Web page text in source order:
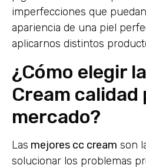
imperfecciones que
apariencia de una piel
aplicarnos distintos
¿Cómo elegir
Cream calidad
mercado?
Las mejores cc cream son
solucionar los problemas